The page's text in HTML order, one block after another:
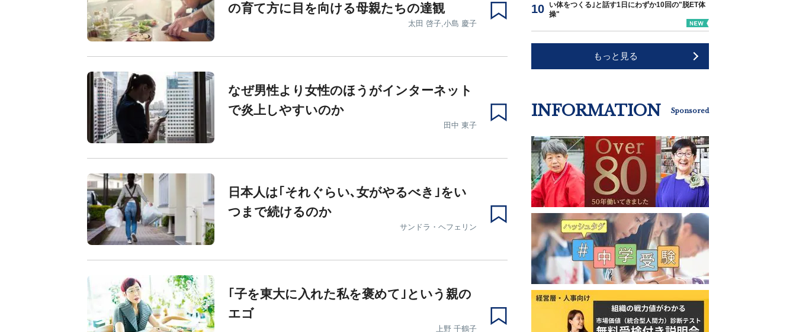
の育て方に目を向ける母親たちの達観
太田 啓子,小島 慶子
なぜ男性より女性のほうがインターネット
で炎上しやすいのか
田中 東子
日本人は｢それぐらい､女がやるべき｣をい
つまで続けるのか
サンドラ・ヘフェリン
｢子を東大に入れた私を褒めて｣という親の
エゴ
上野 千鶴子
い体をつくる｣と話す1日にわずか10回の"脱ET体
操"
もっと見る
INFORMATION Sponsored